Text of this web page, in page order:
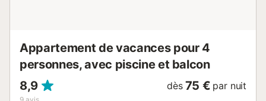
Appartement de vacances pour 4
personnes, avec piscine et balcon
8,9
dès 75 € par nuit